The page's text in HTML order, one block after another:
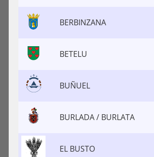
BERBINZANA
BETELU
BUÑUEL
BURLADA / BURLATA
EL BUSTO